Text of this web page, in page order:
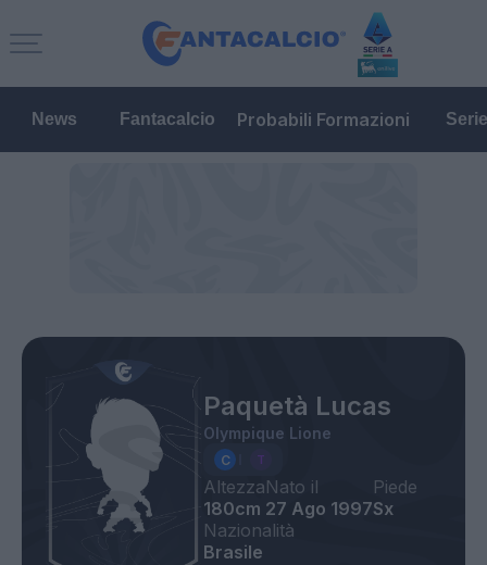
News Fantacalcio Probabili Formazioni
Paquetà Lucas
Olympique Lione
Altezza
180cm
Nato il
27 Ago 1997
Piede
Sx
Nazionalità
Brasile